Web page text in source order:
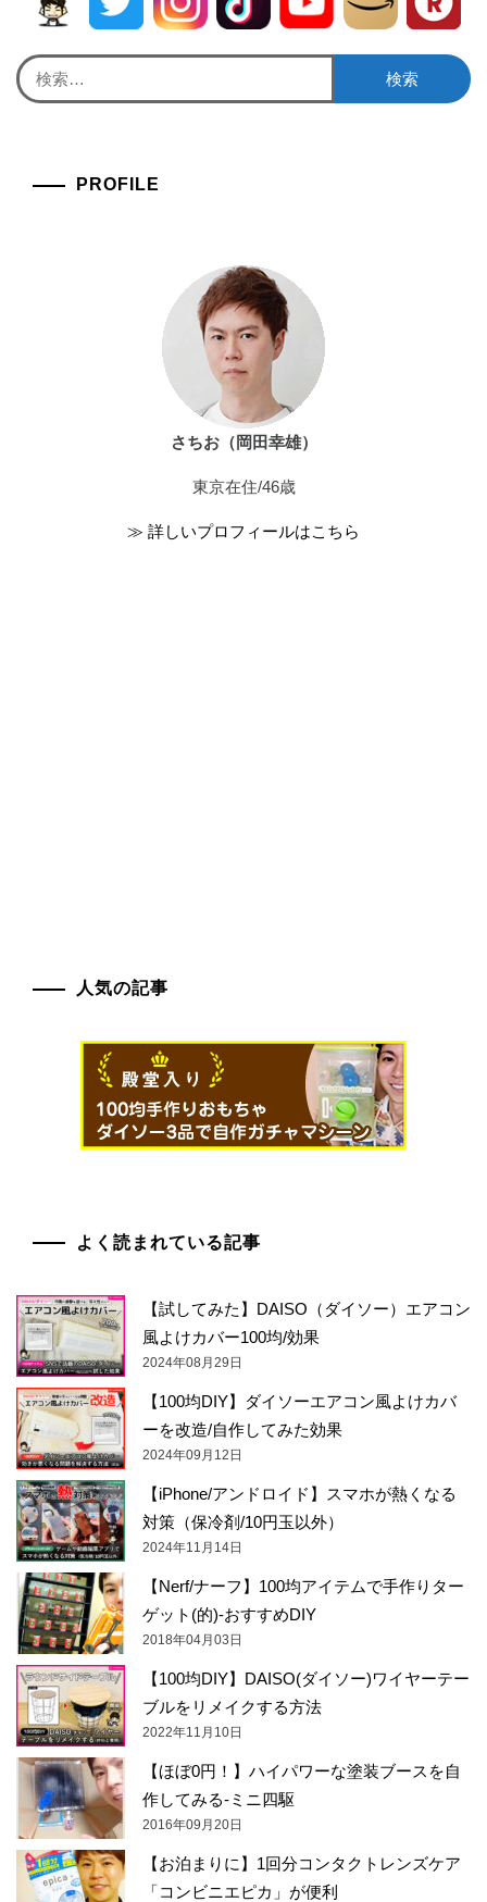
検
索:
PROFILE
さちお（岡田幸雄）
東京在住/46歳
≫ 詳しいプロフィールはこちら
人気の記事
よく読まれている記事
【試してみた】DAISO（ダイソー）エアコン
風よけカバー100均/効果
2024年08月29日
【100均DIY】ダイソーエアコン風よけカバ
ーを改造/自作してみた効果
2024年09月12日
【iPhone/アンドロイド】スマホが熱くなる
対策（保冷剤/10円玉以外）
2024年11月14日
【Nerf/ナーフ】100均アイテムで手作りター
ゲット(的)-おすすめDIY
2018年04月03日
【100均DIY】DAISO(ダイソー)ワイヤーテー
ブルをリメイクする方法
2022年11月10日
【ほぼ0円！】ハイパワーな塗装ブースを自
作してみる-ミニ四駆
2016年09月20日
【お泊まりに】1回分コンタクトレンズケア
「コンビニエピカ」が便利